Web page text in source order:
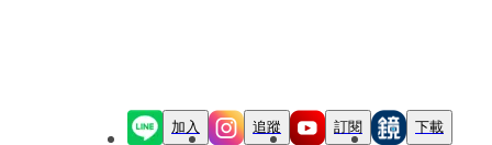
加入 追蹤 訂閱 下載